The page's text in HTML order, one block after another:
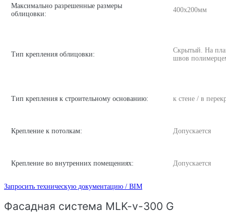
Максимально разрешенные размеры
облицовки:
400х200мм
Тип крепления облицовки:
Скрытый. На
швов
Тип крепления к строительному основанию: к стене / в
Крепление к потолкам: Допускается
Крепление во внутренних помещениях: Допускается
Запросить техническую документацию / BIM
Фасадная система MLK-v-300 G